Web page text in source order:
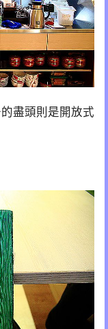
盡頭則是開放式